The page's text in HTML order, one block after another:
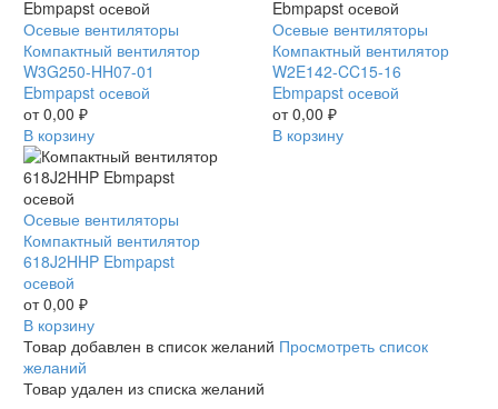
Компактный
вентилятор
W3G250-
HH07-
01
Ebmpapst
осевой
Осевые вентиляторы
Компактный вентилятор
W3G250-HH07-01
Ebmpapst осевой
от0,00 ₽
В корзину
Компактный
вентилятор
W2E142-
CC15-
16
Ebmpapst
Осевые вентиляторы
Компактный вентилятор
W2E142-CC15-16
Ebmpapst осевой
от0,00 ₽
В корзину
Компактный
вентилятор
618J2HHP
Ebmpapst
осевой
Осевые вентиляторы
Компактный вентилятор
618J2HHP Ebmpapst
осевой
от0,00 ₽
В корзину
Товар добавлен в список желаний Просмотреть список
желаний
Товар удален из списка желаний